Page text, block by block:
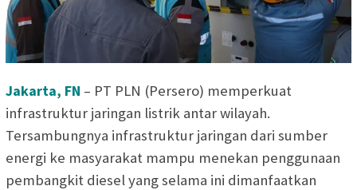
Jakarta, FN – PT PLN (Persero) memperkuat
infrastruktur jaringan listrik antar wilayah.
Tersambungnya infrastruktur jaringan dari sumber
energi ke masyarakat mampu menekan penggunaan
pembangkit diesel yang selama ini dimanfaatkan